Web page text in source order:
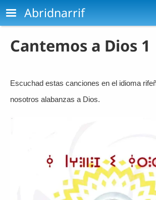
Pasar al contenido principal
Abridnarrif
Cantemos a Dios 1
Escuchad estas canciones en el idioma
nosotros alabanzas a Dios.